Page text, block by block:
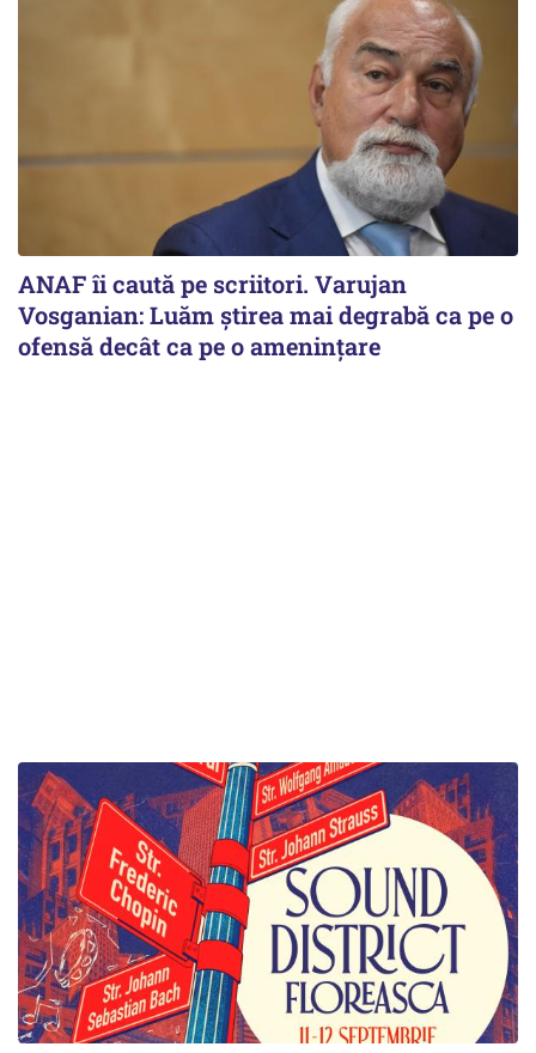
ANAF îi caută pe scriitori. Varujan
Vosganian: Luăm știrea mai degrabă ca pe o
ofensă decât ca pe o amenințare